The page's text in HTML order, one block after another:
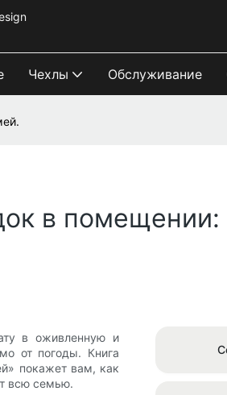
Чехлы Обслуживание
в помещении:
в оживленную и
от погоды. Книга
покажет вам, как
всю семью.